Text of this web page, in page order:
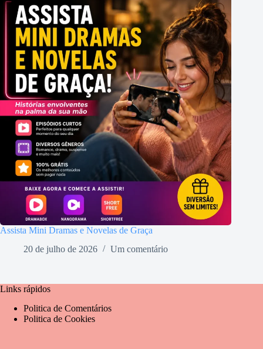
Assista Mini Dramas e Novelas de Graça
20 de julho de 2026
Um comentário
Links rápidos
Politica de Comentários
Politica de Cookies